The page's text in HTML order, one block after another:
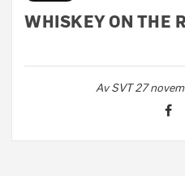
WHISKEY ON THE
AvSVT 27